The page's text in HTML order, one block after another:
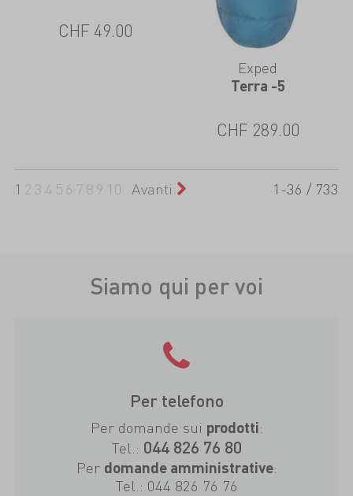
CHF 49.00
Exped
Terra -5
CHF 289.00
1 2 3 4 5 6 7 8 9 10 Avanti 1-36 / 733
Siamo qui per voi
Per telefono
Per domande sui prodotti:
Tel.: 044 826 76 80
Per domande amministrative:
Tel.: 044 826 76 76